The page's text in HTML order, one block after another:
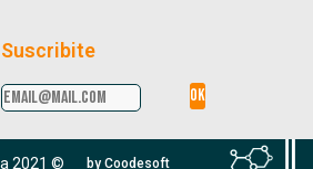
Suscribite
2021 © by Coodesoft